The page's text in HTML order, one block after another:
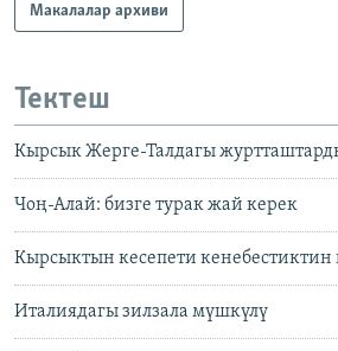
Макалалар архиви
Тектеш
Кырсык Жерге-Талдагы
Чоң-Алай: бизге турак жай керек
Кырсыктын кесепети кенебестиктин
Италиядагы зилзала мүшкүлү